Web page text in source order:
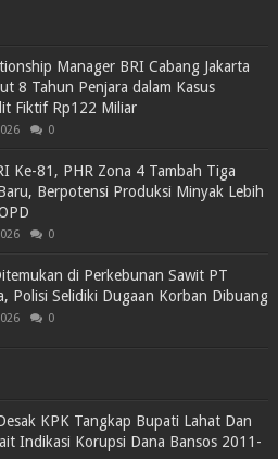
Manager BRI Cabang Jakarta
8 Tahun Penjara dalam Kasus
Fiktif Rp122 Miliar
0
Ke-81, PHR Zona 4 Tambah Tiga
Berpotensi Produksi Minyak Lebih
0
di Perkebunan Sawit PT
Polisi Selidiki Dugaan Korban Dibuang
0
KPK Tangkap Bupati Lahat Dan
Indikasi Korupsi Dana Bansos 2011-